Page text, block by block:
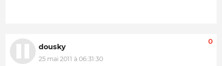
dousky
25 mai 2011 à 06:31:30
0